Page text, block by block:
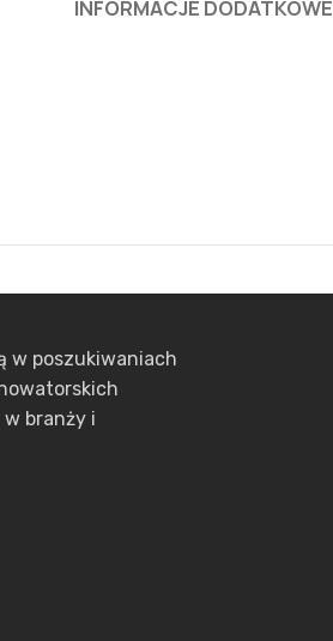
INFORMACJE DODATKOWE
w poszukiwaniach
branży i